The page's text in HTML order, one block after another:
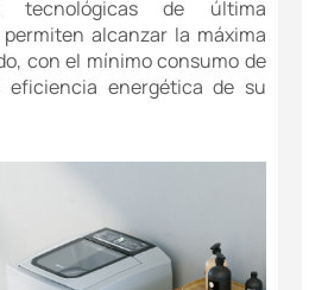
tecnológicas de última
alcanzar la máxima
con el mínimo consumo de
eﬁciencia energética de su